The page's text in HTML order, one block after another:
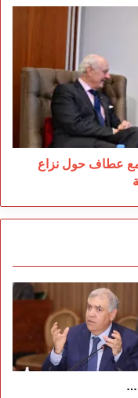
مع عطاف حول نزاع